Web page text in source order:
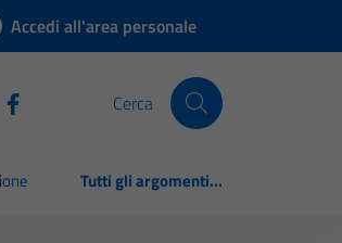
Accedi all'area personale
Cerca
Tutti gli argomenti...